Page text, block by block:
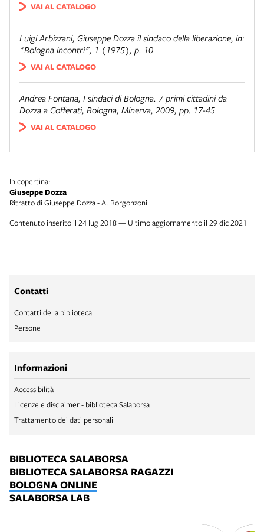
VAI AL CATALOGO
Luigi Arbizzani, Giuseppe Dozza il sindaco della liberazione, in:
"Bologna incontri", 1 (1975), p. 10
VAI AL CATALOGO
Andrea Fontana, I sindaci di Bologna. 7 primi cittadini da
Dozza a Cofferati, Bologna, Minerva, 2009, pp. 17-45
VAI AL CATALOGO
In copertina:
Giuseppe Dozza
Ritratto di Giuseppe Dozza - A. Borgonzoni
Contenuto inserito il 24 lug 2018 — Ultimo aggiornamento il 29 dic 2021
Contatti
Contatti della biblioteca
Persone
Informazioni
Accessibilità
Licenze e disclaimer - biblioteca Salaborsa
Trattamento dei dati personali
BIBLIOTECA SALABORSA
BIBLIOTECA SALABORSA RAGAZZI
BOLOGNA ONLINE
SALABORSA LAB